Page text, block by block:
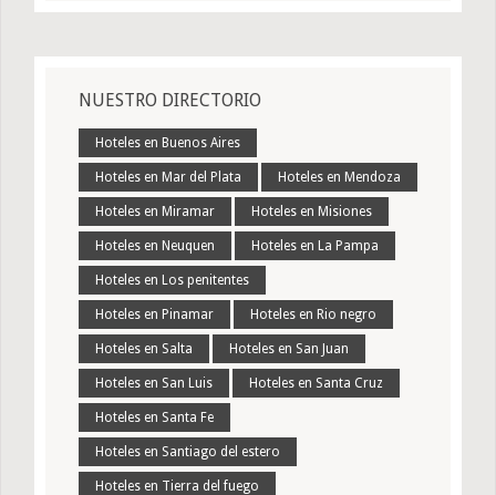
NUESTRO DIRECTORIO
Hoteles en Buenos Aires
Hoteles en Mar del Plata Hoteles en Mendoza
Hoteles en Miramar Hoteles en Misiones
Hoteles en Neuquen Hoteles en La Pampa
Hoteles en Los penitentes
Hoteles en Pinamar Hoteles en Rio negro
Hoteles en Salta Hoteles en San Juan
Hoteles en San Luis Hoteles en Santa Cruz
Hoteles en Santa Fe
Hoteles en Santiago del estero
Hoteles en Tierra del fuego